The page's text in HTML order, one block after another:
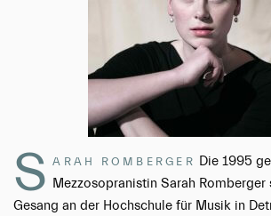
S ARAH ROMBERGER Die 1995
Mezzosopranistin Sarah
Gesang an der Hochschule für Musik in